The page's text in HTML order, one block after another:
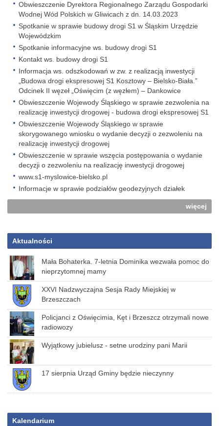
Obwieszczenie Dyrektora Regionalnego Zarządu Gospodarki
Wodnej Wód Polskich w Gliwicach z dn. 14.03.2023
Spotkanie w sprawie budowy drogi S1 w Śląskim Urzędzie
Wojewódzkim
Spotkanie informacyjne ws. budowy drogi S1
Kontakt ws. budowy drogi S1
Informacja ws. odszkodowań w zw. z realizacją inwestycji
„Budowa drogi ekspresowej S1 Kosztowy – Bielsko-Biała.”
Odcinek II węzeł „Oświęcim (z węzłem) – Dankowice
Obwieszczenie Wojewody Śląskiego w sprawie zezwolenia na
realizację inwestycji drogowej - budowa drogi ekspresowej S1
Obwieszczenie Wojewody Śląskiego w sprawie
skorygowanego wniosku o wydanie decyzji o zezwoleniu na
realizację inwestycji drogowej
Obwieszczenie w sprawie wszęcia postępowania o wydanie
decyzji o zezwoleniu na realizację inwestycji drogowej
www.s1-myslowice-bielsko.pl
Informacje w sprawie podziałów geodezyjnych działek
więcej
Aktualności
Mała Bohaterka. 7-letnia Dominika wezwała pomoc do
nieprzytomnej mamy
XXVI Nadzwyczajna Sesja Rady Miejskiej w
Brzeszczach
Policjanci z Oświęcimia, Kęt i Brzeszcz otrzymali nowe
radiowozy
Wyjątkowy jubielusz - setne urodziny pani Marii
17 sierpnia Urząd Gminy będzie nieczynny
Kalendarium